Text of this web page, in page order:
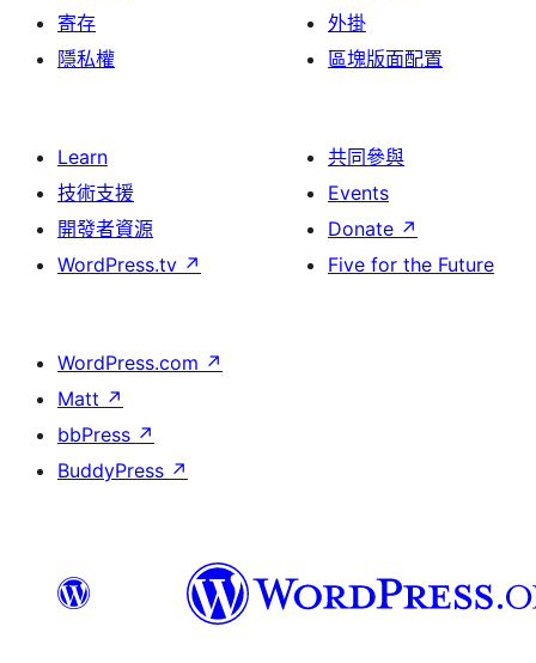
寄存
隱私權
外掛
區塊版面配置
Learn
技術支援
開發者資源
WordPress.tv ↗
共同參與
Events
Donate ↗
Five for the Future
WordPress.com ↗
Matt ↗
bbPress ↗
BuddyPress ↗